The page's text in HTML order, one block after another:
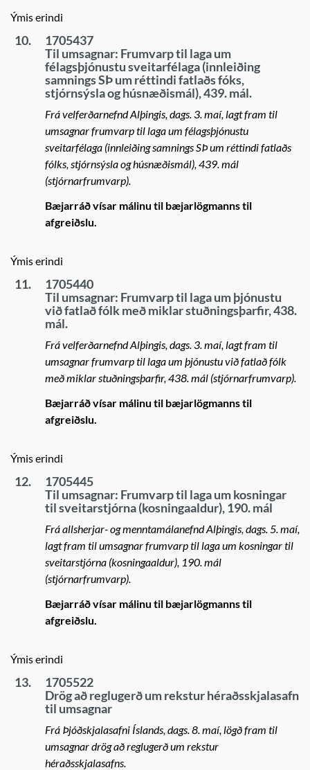
Ýmis erindi
10.
1705437
Til umsagnar: Frumvarp til laga um
félagsþjónustu sveitarfélaga (innleiðing
samnings SÞ um réttindi fatlaðs fóks,
stjórnsýsla og húsnæðismál), 439. mál.
Frá velferðarnefnd Alþingis, dags. 3. maí, lagt fram til
umsagnar frumvarp til laga um félagsþjónustu
sveitarfélaga (innleiðing samnings SÞ um réttindi fatlaðs
fólks, stjórnsýsla og húsnæðismál), 439. mál
(stjórnarfrumvarp).
Bæjarráð vísar málinu til bæjarlögmanns til
afgreiðslu.
Ýmis erindi
11.
1705440
Til umsagnar: Frumvarp til laga um þjónustu
við fatlað fólk með miklar stuðningsþarfir, 438.
mál.
Frá velferðarnefnd Alþingis, dags. 3. maí, lagt fram til
umsagnar frumvarp til laga um þjónustu við fatlað fólk
með miklar stuðningsþarfir, 438. mál (stjórnarfrumvarp).
Bæjarráð vísar málinu til bæjarlögmanns til
afgreiðslu.
Ýmis erindi
12.
1705445
Til umsagnar: Frumvarp til laga um kosningar
til sveitarstjórna (kosningaaldur), 190. mál
Frá allsherjar- og menntamálanefnd Alþingis, dags. 5. maí,
lagt fram til umsagnar frumvarp til laga um kosningar til
sveitarstjórna (kosningaaldur), 190. mál
(stjórnarfrumvarp).
Bæjarráð vísar málinu til bæjarlögmanns til
afgreiðslu.
Ýmis erindi
13.
1705522
Drög að reglugerð um rekstur héraðsskjalasafn
til umsagnar
Frá Þjóðskjalasafni Íslands, dags. 8. maí, lögð fram til
umsagnar drög að reglugerð um rekstur
héraðsskjalasafns.